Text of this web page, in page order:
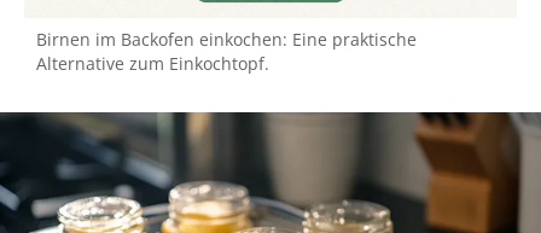
Birnen im Backofen einkochen: Eine praktische
Alternative zum Einkochtopf.